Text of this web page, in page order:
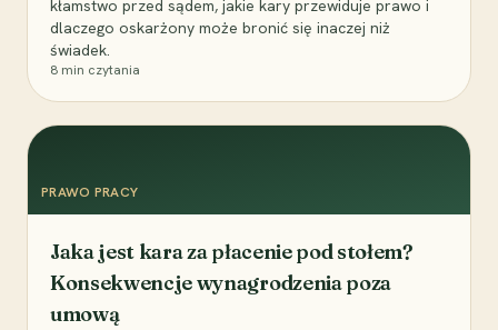
kłamstwo przed sądem, jakie kary przewiduje prawo i
dlaczego oskarżony może bronić się inaczej niż
świadek.
8 min czytania
PRAWO PRACY
Jaka jest kara za płacenie pod stołem?
Konsekwencje wynagrodzenia poza
umową